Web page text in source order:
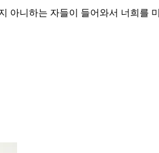
아니하는 자들이 들어와서 너희를